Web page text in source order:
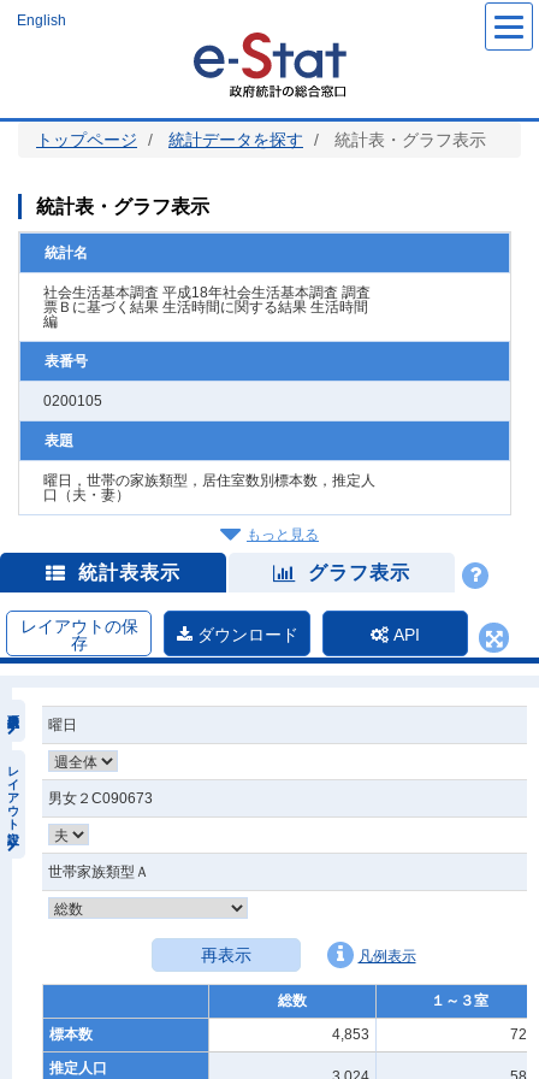
ツ
English
トップページ 統計データを探す 統計表・グラフ表示
統計表・グラフ表示
統計名
社会生活基本調査 平成18年社会生活基本調査 調査
票Ｂに基づく結果 生活時間に関する結果 生活時間
編
表番号
0200105
表題
曜日，世帯の家族類型，居住室数別標本数，推定人
口（夫・妻）
もっと見る
統計表表示 グラフ表示
レイアウトの保
存
ダウンロード API
レイアウト設定
曜日
男女２C090673
世帯家族類型Ａ
再表示 凡例表示
総数
１～３室
標本数
4,853
726
推定人口